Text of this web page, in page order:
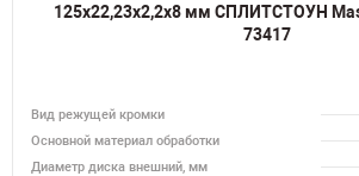
125х22,23х2,2х8 мм СПЛИТСТОУН
73417
Вид режущей кромки
Основной материал обработки
Диаметр диска внешний, мм